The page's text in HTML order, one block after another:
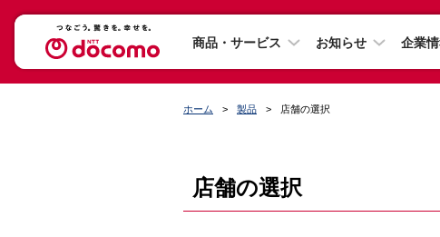
商品・サービス お知らせ 企業
ホーム 製品 店舗の選択
店舗の選択